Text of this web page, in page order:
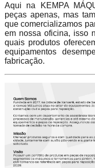
Aqui na KEMPA
peças apenas, mas
que comercializamos
em nossa oficina, isso
quais produtos
equipamentos
fabricação.